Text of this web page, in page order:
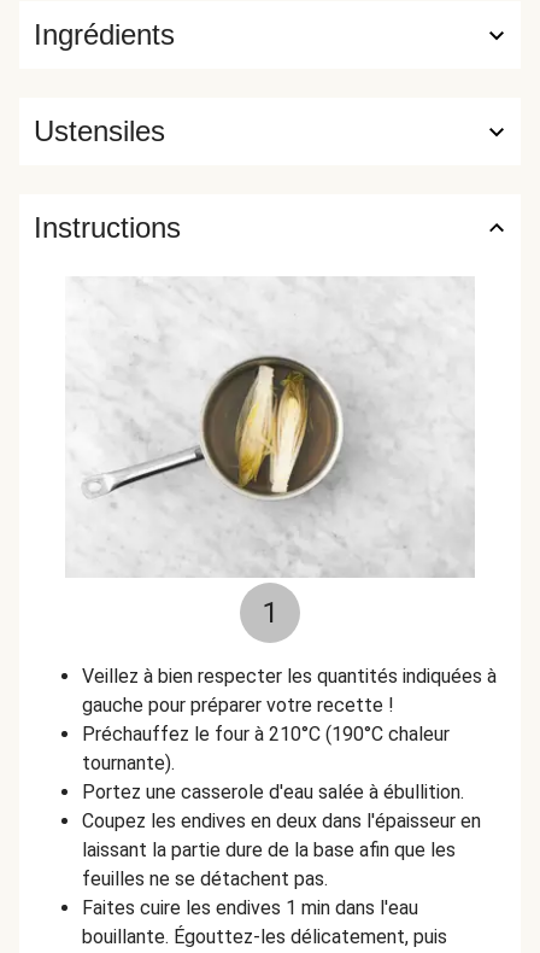
Ingrédients
Ustensiles
Instructions
1
Veillez à bien respecter les quantités indiquées à
gauche pour préparer votre recette !
Préchauffez le four à 210°C (190°C chaleur
tournante).
Portez une casserole d'eau salée à ébullition.
Coupez les endives en deux dans l'épaisseur en
laissant la partie dure de la base afin que les
feuilles ne se détachent pas.
Faites cuire les endives 1 min dans l'eau
bouillante. Égouttez-les délicatement, puis